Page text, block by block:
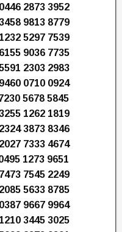
2873 3952
9813 8779
5297 7539
9036 7735
2303 2983
0710 0924
5678 5845
1262 1819
3873 8346
7333 4674
1273 9651
7545 2249
5633 8785
9667 9964
3445 3025